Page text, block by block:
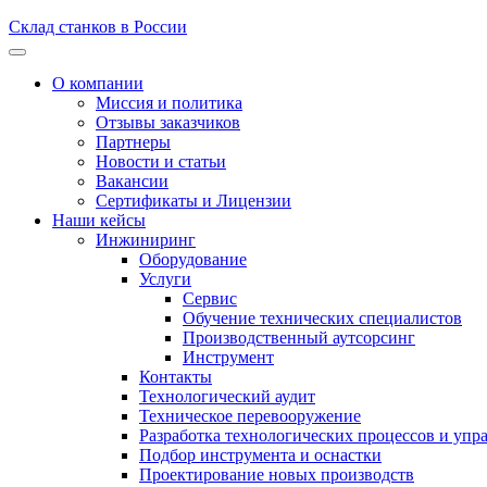
Склад станков в России
О компании
Миссия и политика
Отзывы заказчиков
Партнеры
Новости и статьи
Вакансии
Сертификаты и Лицензии
Наши кейсы
Инжиниринг
Оборудование
Услуги
Сервис
Обучение технических специалистов
Производственный аутсорсинг
Инструмент
Контакты
Технологический аудит
Техническое перевооружение
Разработка технологических процессов и
Подбор инструмента и оснастки
Проектирование новых производств